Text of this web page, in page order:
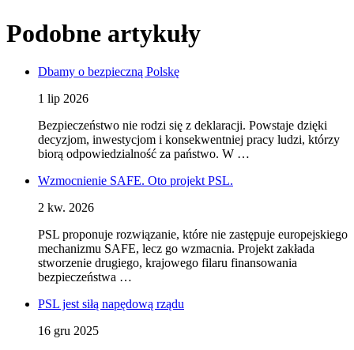
Podobne artykuły
Dbamy o bezpieczną Polskę
1 lip 2026
Bezpieczeństwo nie rodzi się z deklaracji. Powstaje dzięki
decyzjom, inwestycjom i konsekwentniej pracy ludzi, którzy
biorą odpowiedzialność za państwo. W …
Wzmocnienie SAFE. Oto projekt PSL.
2 kw. 2026
PSL proponuje rozwiązanie, które nie zastępuje europejskiego
mechanizmu SAFE, lecz go wzmacnia. Projekt zakłada
stworzenie drugiego, krajowego filaru finansowania
bezpieczeństwa …
PSL jest siłą napędową rządu
16 gru 2025